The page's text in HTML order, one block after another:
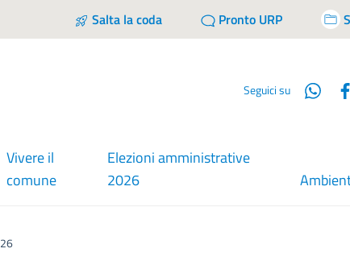
Salta la coda Pronto URP
Seguici su
Vivere il
comune
Elezioni amministrative
2026